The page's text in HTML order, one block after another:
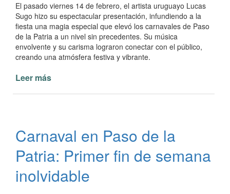
El pasado viernes 14 de febrero, el artista uruguayo Lucas
Sugo hizo su espectacular presentación, infundiendo a la
fiesta una magia especial que elevó los carnavales de Paso
de la Patria a un nivel sin precedentes. Su música
envolvente y su carisma lograron conectar con el público,
creando una atmósfera festiva y vibrante.
Leer más
Inolvidable
en
Paso
de
la
Carnaval en Paso de la
Patria: Primer fin de semana
inolvidable